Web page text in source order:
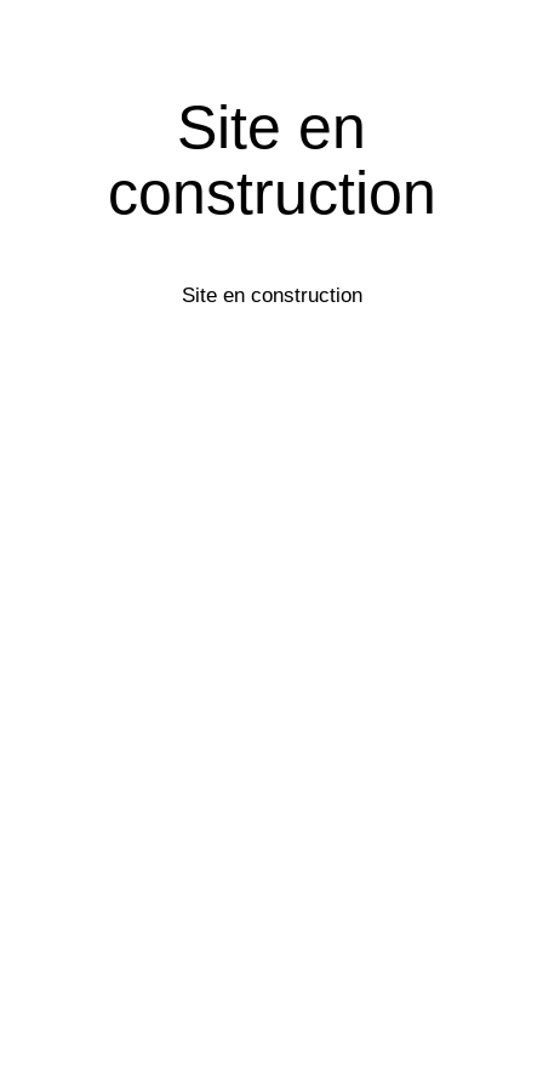
Site en
construction
Site en construction